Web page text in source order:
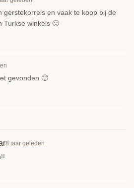
gerstekorrels en vaak te koop bij de
Turkse winkels 🙂
gevonden 🙂
8 jaar geleden